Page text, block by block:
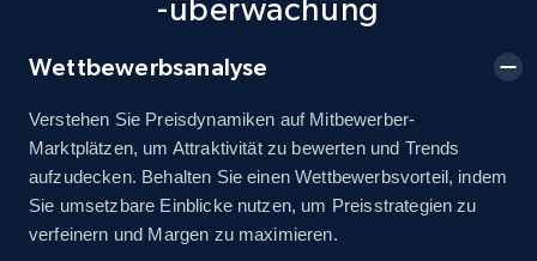
URL, Product id, Title, Seller name, Seller rating,
Seller reviews, Breadcrumbs, Root category, and
more.
-überwachung
Wettbewerbsanalyse
Verstehen Sie Preisdynamiken auf Mitbewerber-
Marktplätzen, um Attraktivität zu bewerten und Trends
aufzudecken. Behalten Sie einen Wettbewerbsvorteil, indem
Sie umsetzbare Einblicke nutzen, um Preisstrategien zu
verfeinern und Margen zu maximieren.